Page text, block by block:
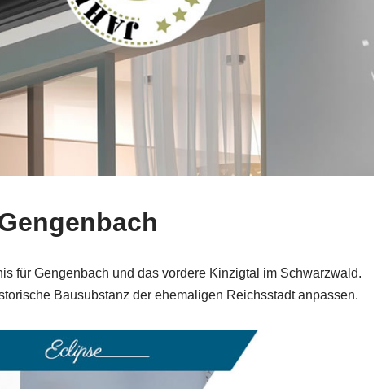
für Gengenbach und das vordere Kinzigtal im Schwarzwald.
Bausubstanz der ehemaligen Reichsstadt anpassen.